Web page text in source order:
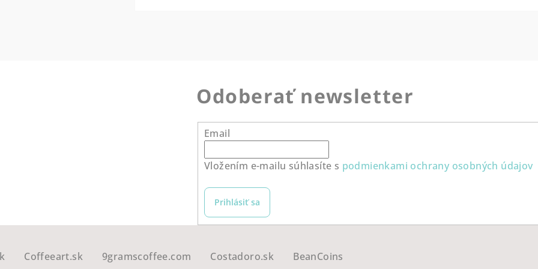
Odoberať newsletter
Email
Vložením e-mailu súhlasíte s podmienkami ochrany osobných údajov
Prihlásiť sa
Coffeeart.sk 9gramscoffee.com Costadoro.sk BeanCoins